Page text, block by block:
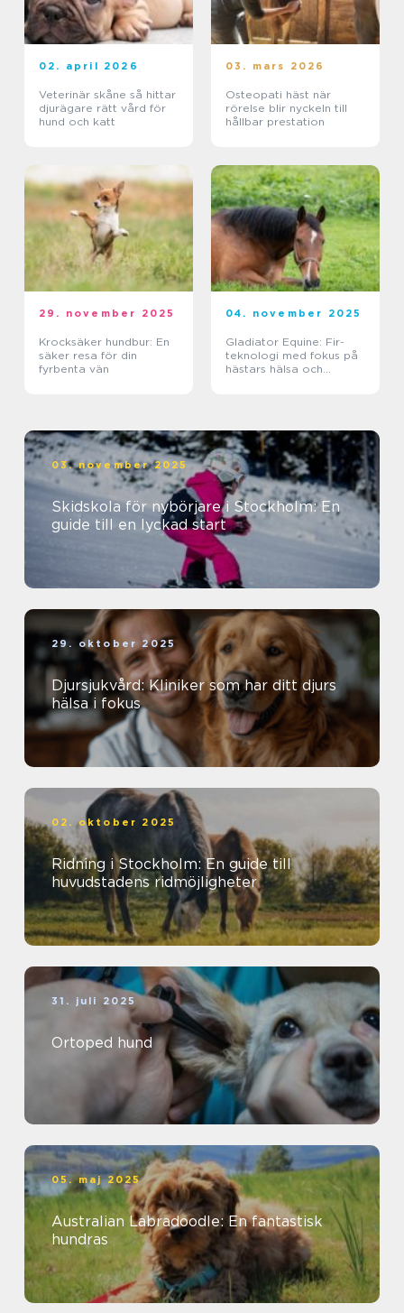
02. april 2026
Veterinär skåne så hittar
djurägare rätt vård för
hund och katt
03. mars 2026
Osteopati häst när
rörelse blir nyckeln till
hållbar prestation
29. november 2025
Krocksäker hundbur: En
säker resa för din
fyrbenta vän
04. november 2025
Gladiator Equine: Fir-
teknologi med fokus på
hästars hälsa och
03. november 2025
Skidskola för nybörjare i Stockholm: En
guide till en lyckad start
29. oktober 2025
Djursjukvård: Kliniker som har ditt djurs
hälsa i fokus
02. oktober 2025
Ridning i Stockholm: En guide till
huvudstadens ridmöjligheter
31. juli 2025
Ortoped hund
05. maj 2025
Australian Labradoodle: En fantastisk
hundras